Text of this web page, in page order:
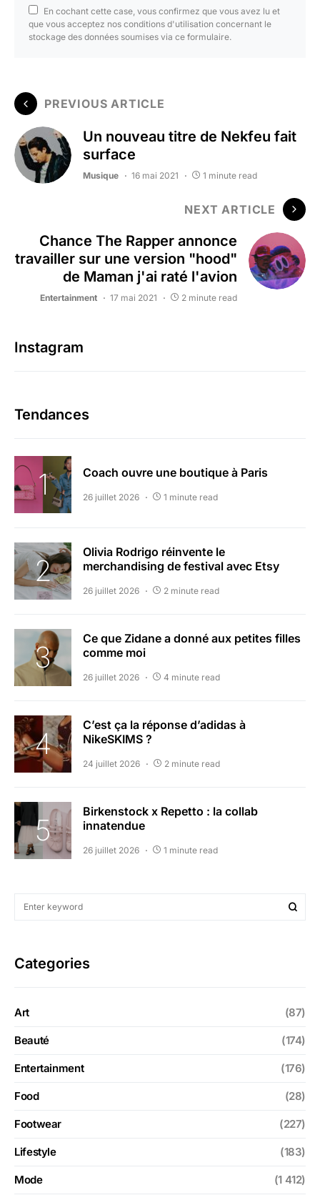
En cochant cette case, vous confirmez que vous avez lu et
que vous acceptez nos conditions d'utilisation concernant le
stockage des données soumises via ce formulaire.
PREVIOUS ARTICLE
Un nouveau titre de Nekfeu fait
surface
Musique 16 mai 2021 1 minute read
NEXT ARTICLE
Chance The Rapper annonce
travailler sur une version "hood"
de Maman j'ai raté l'avion
Entertainment 17 mai 2021 2 minute read
Instagram
Tendances
Coach ouvre une boutique à Paris
26 juillet 2026 1 minute read
Olivia Rodrigo réinvente le
merchandising de festival avec Etsy
26 juillet 2026 2 minute read
Ce que Zidane a donné aux petites filles
comme moi
26 juillet 2026 4 minute read
C’est ça la réponse d’adidas à
NikeSKIMS ?
24 juillet 2026 2 minute read
Birkenstock x Repetto : la collab
innatendue
26 juillet 2026 1 minute read
Categories
Art (87)
Beauté (174)
Entertainment (176)
Food (28)
Footwear (227)
Lifestyle (183)
Mode (1 412)